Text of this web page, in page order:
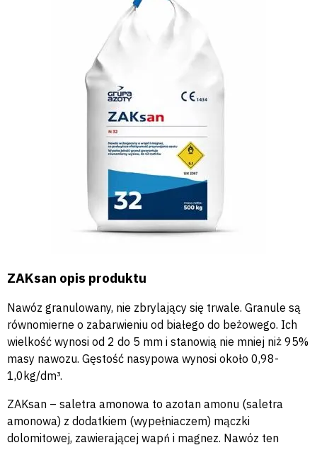
ZAKsan opis produktu
Nawóz granulowany, nie zbrylający się trwale. Granule są
równomierne o zabarwieniu od białego do beżowego. Ich
wielkość wynosi od 2 do 5 mm i stanowią nie mniej niż 95%
masy nawozu. Gęstość nasypowa wynosi około 0,98-
1,0kg/dm³.
ZAKsan – saletra amonowa to azotan amonu (saletra
amonowa) z dodatkiem (wypełniaczem) mączki
dolomitowej, zawierającej wapń i magnez. Nawóz ten